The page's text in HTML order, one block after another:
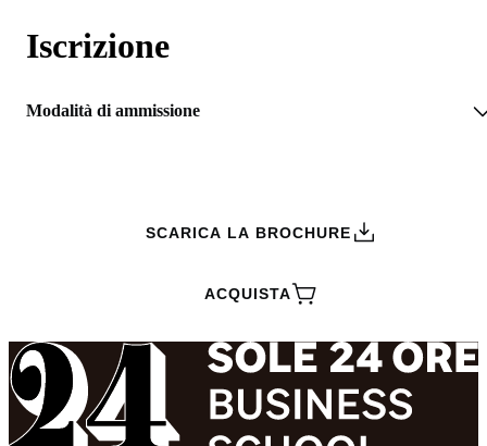
Iscrizione
Modalità di ammissione
SCARICA LA BROCHURE
ACQUISTA